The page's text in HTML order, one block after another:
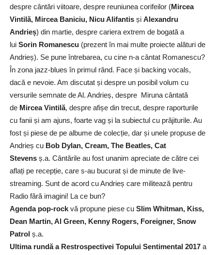
despre cântări viitoare, despre reuniunea corifeilor (Mircea
Vintilă, Mircea Baniciu, Nicu Alifantis și Alexandru
Andrieș) din martie, despre cariera extrem de bogată a
lui Sorin Romanescu (prezent în mai multe proiecte alături de
Andrieș). Se pune întrebarea, cu cine n-a cântat Romanescu?
În zona jazz-blues în primul rând. Face și backing vocals,
dacă e nevoie. Am discutat și despre un posibil volum cu
versurile semnate de Al. Andrieș, despre Miruna cântată
de Mircea Vintilă, despre afișe din trecut, despre raporturile
cu fanii și am ajuns, foarte vag și la subiectul cu prăjiturile. Au
fost și piese de pe albume de colecție, dar și unele propuse de
Andrieș cu Bob Dylan, Cream, The Beatles, Cat
Stevens ș.a. Cântările au fost unanim apreciate de către cei
aflați pe recepție, care s-au bucurat și de minute de live-
streaming. Sunt de acord cu Andrieș care militează pentru
Radio fără imagini! La ce bun?
Agenda pop-rock vă propune piese cu Slim Whitman, Kiss,
Dean Martin, Al Green, Kenny Rogers, Foreigner, Snow
Patrol ș.a.
Ultima rundă a Restrospectivei Topului Sentimental 2017 a